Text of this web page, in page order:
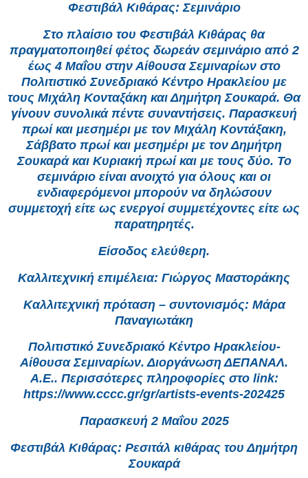
Φεστιβάλ Κιθάρας: Σεμινάριο
Στο πλαίσιο του Φεστιβάλ Κιθάρας θα
πραγματοποιηθεί φέτος δωρεάν σεμινάριο από 2
έως 4 Μαΐου στην Αίθουσα Σεμιναρίων στο
Πολιτιστικό Συνεδριακό Κέντρο Ηρακλείου με
τους Μιχάλη Κονταξάκη και Δημήτρη Σουκαρά. Θα
γίνουν συνολικά πέντε συναντήσεις. Παρασκευή
πρωί και μεσημέρι με τον Μιχάλη Κοντάξακη,
Σάββατο πρωί και μεσημέρι με τον Δημήτρη
Σουκαρά και Κυριακή πρωί και με τους δύο. Το
σεμινάριο είναι ανοιχτό για όλους και οι
ενδιαφερόμενοι μπορούν να δηλώσουν
συμμετοχή είτε ως ενεργοί συμμετέχοντες είτε ως
παρατηρητές.
Είσοδος ελεύθερη.
Καλλιτεχνική επιμέλεια: Γιώργος Μαστοράκης
Καλλιτεχνική πρόταση – συντονισμός: Μάρα
Παναγιωτάκη
Πολιτιστικό Συνεδριακό Κέντρο Ηρακλείου-
Αίθουσα Σεμιναρίων. Διοργάνωση ΔΕΠΑΝΑΛ.
Α.Ε.. Περισσότερες πληροφορίες στο link:
https://www.cccc.gr/gr/artists-events-202425
Παρασκευή 2 Μαΐου 2025
Φεστιβάλ Κιθάρας: Ρεσιτάλ κιθάρας του Δημήτρη
Σουκαρά